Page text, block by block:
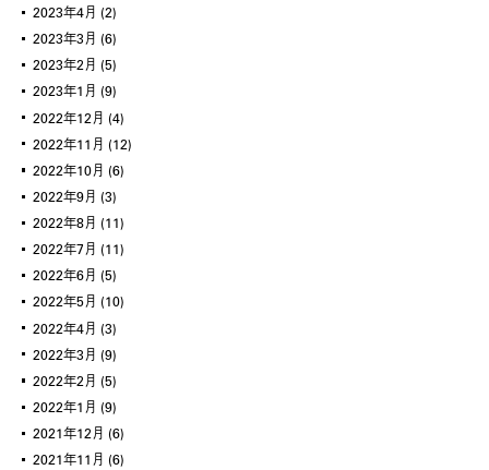
2023年4月 (2)
2023年3月 (6)
2023年2月 (5)
2023年1月 (9)
2022年12月 (4)
2022年11月 (12)
2022年10月 (6)
2022年9月 (3)
2022年8月 (11)
2022年7月 (11)
2022年6月 (5)
2022年5月 (10)
2022年4月 (3)
2022年3月 (9)
2022年2月 (5)
2022年1月 (9)
2021年12月 (6)
2021年11月 (6)